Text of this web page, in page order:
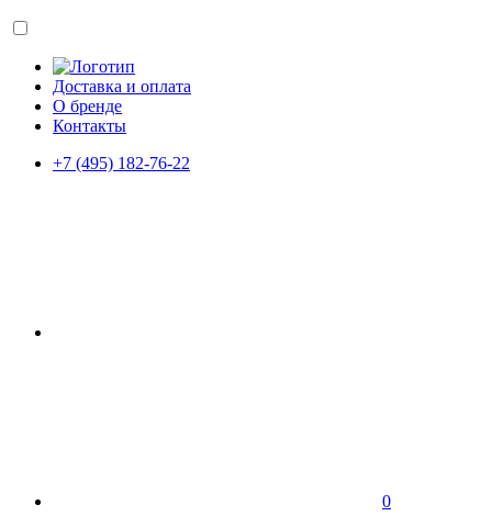
Доставка и оплата
О бренде
Контакты
+7 (495) 182-76-22
0